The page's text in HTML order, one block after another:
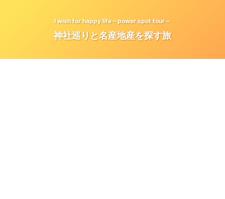
I wish for happy life～power spot tour～
神社巡りと名産地産を探す旅